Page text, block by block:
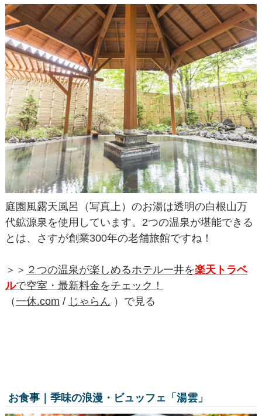
庭園風露天風呂（写真上）のお湯は透明の白根山万
代鉱源泉を使用しています。2つの温泉が堪能できる
とは、さすが創業300年の老舗旅館ですね！
＞＞ ２つの温泉が楽しめるホテル一井を楽天トラベ
ルで空室・最新料金をチェック！
（一休.com / じゃらん ）で見る
お食事｜季味の浪漫・ビュッフェ「湯雲」